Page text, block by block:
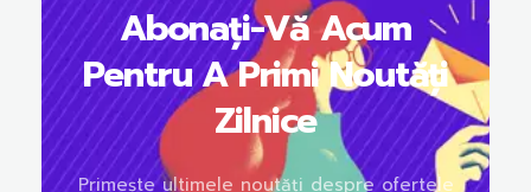
Abonați-Vă Acum
Pentru A Primi Noutăți
Zilnice
Primește ultimele noutăți despre ofertele